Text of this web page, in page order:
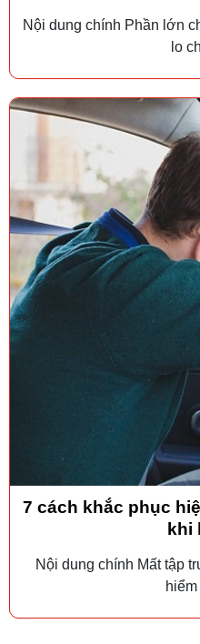
Nội dung chính Phần lớn
lo
7 cách khắc phục
khi
Nội dung chính Mất tập